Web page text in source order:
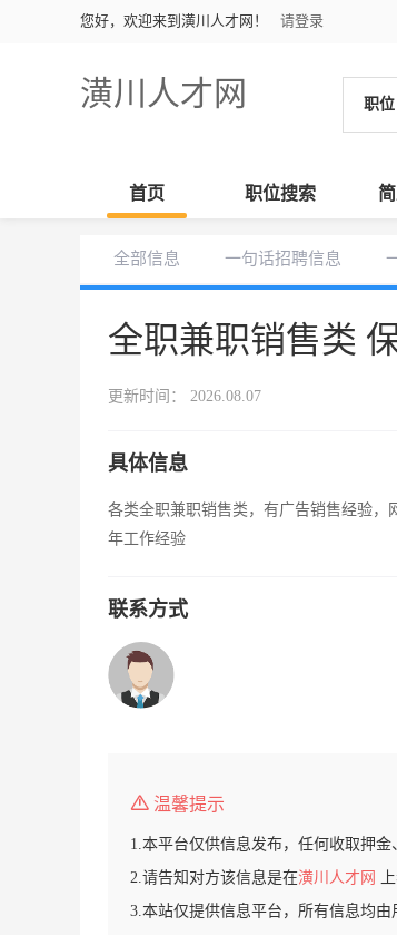
您好，欢迎来到潢川人才网！ 请登录
潢川人才网 职位
首页 职位搜索
全部信息 一句话招聘信息
全职兼职销售类
更新时间： 2026.08.07
具体信息
各类全职兼职销售类，有广告销售经验
年工作经验
联系方式
温馨提示
1.本平台仅供信息发布，任何收取押
2.请告知对方该信息是在潢川人才网
3.本站仅提供信息平台，所有信息均